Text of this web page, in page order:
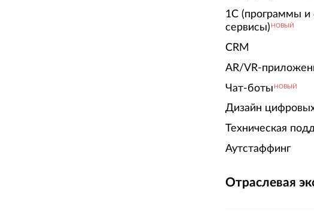
1С (программы и
сервисы) НОВЫЙ
CRM
AR/VR-
Чат-боты НОВЫЙ
Дизайн
Техническая
Аутстаффинг
Отраслевая